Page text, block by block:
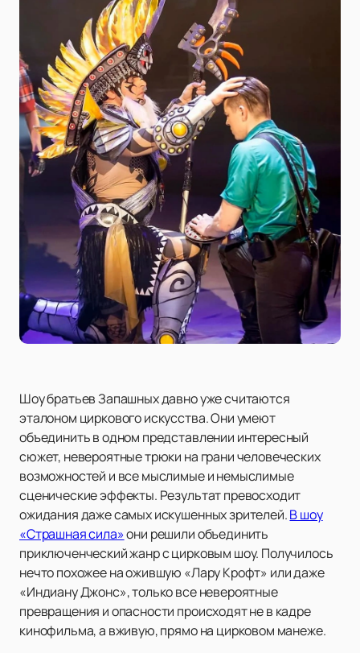
Шоу братьев Запашных давно уже считаются
эталоном циркового искусства. Они умеют
объединить в одном представлении интересный
сюжет, невероятные трюки на грани человеческих
возможностей и все мыслимые и немыслимые
сценические эффекты. Результат превосходит
ожидания даже самых искушенных зрителей.В шоу
«Страшная сила»они решили объединить
приключенческий жанр с цирковым шоу. Получилось
нечто похожее на ожившую «Лару Крофт» или даже
«Индиану Джонс», только все невероятные
превращения и опасности происходят не в кадре
кинофильма, а вживую, прямо на цирковом манеже.